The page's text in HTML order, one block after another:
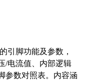
引脚功能及参数，
/电流值、内部逻辑
参数对照表。内容涵